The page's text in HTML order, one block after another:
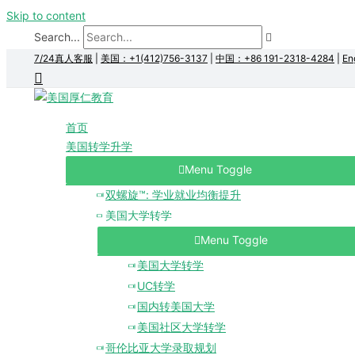
Skip to content
Search...
7/24真人客服 美国：+1(412)756-3137 中国：+86 191-2318-4284
首页
美国转学升学
Menu Toggle
双螺旋™: 学业就业均衡提升
美国大学转学
Menu Toggle
美国大学转学
UC转学
国内转美国大学
美国社区大学转学
哥伦比亚大学录取规划